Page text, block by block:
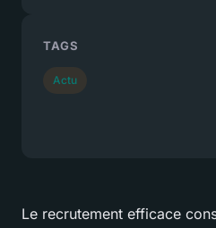
Le recrutement efficace
TAGS
Actu